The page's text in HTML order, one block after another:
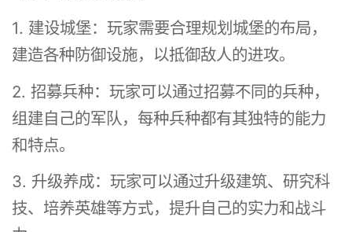
1. 建设城堡：玩家需要合理规划城堡的布局，
建造各种防御设施，以抵御敌人的进攻。
2. 招募兵种：玩家可以通过招募不同的兵种，
组建自己的军队，每种兵种都有其独特的能力
和特点。
3. 升级养成：玩家可以通过升级建筑、研究科
技、培养英雄等方式，提升自己的实力和战斗